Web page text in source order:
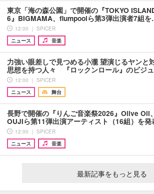
東京「海の森公園」で開催の『TOKYO
6』BIGMAMA、flumpoolら第3弾出演者7組
12:00 ｜ SPICER
ニュース
音楽
力強い眼差しで見つめる小瀧 望演じるヤンと
思想を持つ人々 『ロックンロール』のビジ
12:00 ｜ SPICER
ニュース
舞台
長野で開催の『りんご音楽祭2026』Olive Oil
OUJIら第11弾出演アーティスト（16組）を発
12:00 ｜ SPICER
ニュース
音楽
最新記事をもっと見る